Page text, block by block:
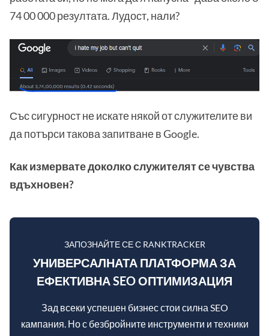
74 00 000 резултата. Лудост, нали?
Със сигурност не искате някой от служителите ви
да потърси такова запитване в Google.
Как измервате доколко служителят се чувства
вдъхновен?
ЗАПОЗНАЙТЕ СЕ С RANKTRACKER
УНИВЕРСАЛНАТА ПЛАТФОРМА ЗА
ЕФЕКТИВНА SEO ОПТИМИЗАЦИЯ
Зад всеки успешен бизнес стои силна SEO
кампания. Но с безбройните инструменти и техники